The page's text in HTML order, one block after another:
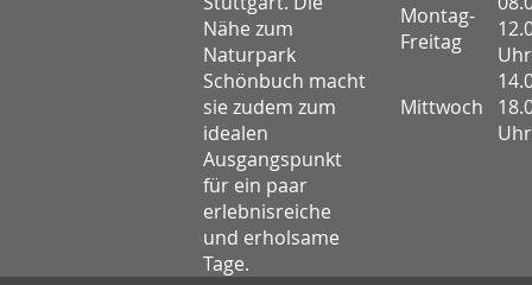
Nähe zum
Naturpark
Schönbuch macht
sie zudem zum
idealen
Ausgangspunkt
für ein paar
erlebnisreiche
und erholsame
Tage.
Montag-
Freitag
Uhr
Mittwoch
Uhr